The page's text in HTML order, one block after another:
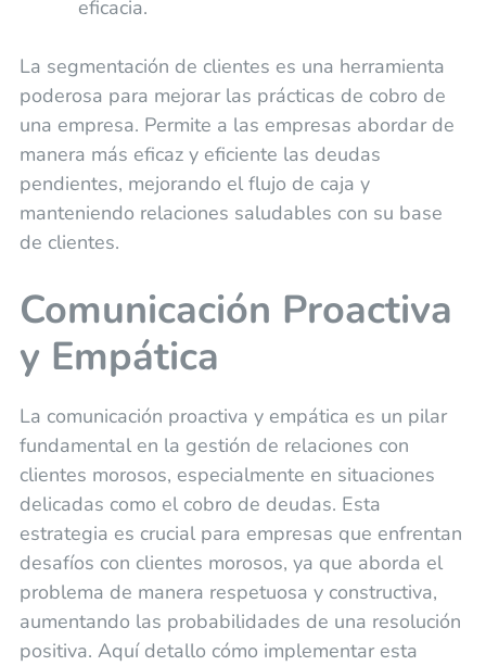
eficacia.
La segmentación de clientes es una herramienta
poderosa para mejorar las prácticas de cobro de
una empresa. Permite a las empresas abordar de
manera más eficaz y eficiente las deudas
pendientes, mejorando el flujo de caja y
manteniendo relaciones saludables con su base
de clientes.
Comunicación Proactiva
y Empática
La comunicación proactiva y empática es un pilar
fundamental en la gestión de relaciones con
clientes morosos, especialmente en situaciones
delicadas como el cobro de deudas. Esta
estrategia es crucial para empresas que enfrentan
desafíos con clientes morosos, ya que aborda el
problema de manera respetuosa y constructiva,
aumentando las probabilidades de una resolución
positiva. Aquí detallo cómo implementar esta